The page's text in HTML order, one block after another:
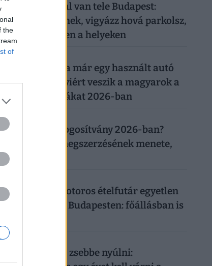
the
of
fákkal van tele Budapest:
kidőlhetnek, vigyázz hová parkolsz,
sétálsz ezeken a helyeken
8.
a kutyáért ma már egy használt autó
elkérik: ennyiért veszik a magyarok a
fajtákat 2026-ban
8.
kerül a jogosítvány 2026-ban?
engedély megszerzésének menete,
keres egy motoros ételfutár egyetlen
alatt 2026-ban Budapesten: főállásban is
8.
elég mélyen a zsebbe nyúlni: